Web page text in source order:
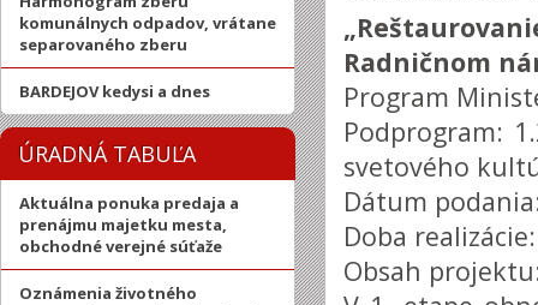
komunálnych odpadov, vrátane
separovaného zberu
BARDEJOV kedysi a dnes
ÚRADNÁ TABUĽA
Aktuálna ponuka predaja a
prenájmu majetku mesta,
obchodné verejné súťaže
Oznámenia životného
Radničnom
Program
Podprogram:
svetového
Dátum
Doba
Obsah